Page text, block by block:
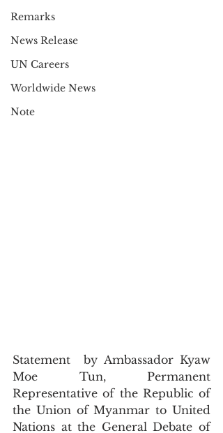
Remarks
News Release
UN Careers
Worldwide News
Note
Statement  by Ambassador Kyaw
Moe Tun, Permanent
Representative of the Republic of
the Union of Myanmar to United
Nations at the General Debate of